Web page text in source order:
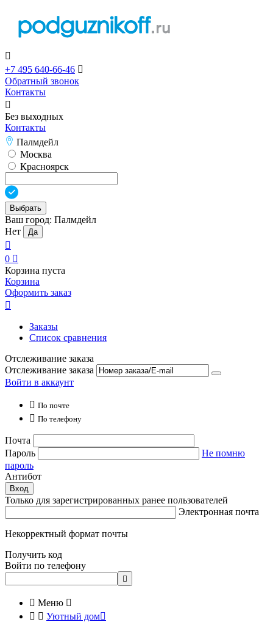

+7 495 640-66-46 
Обратный звонок
Контакты

Без выходных
Контакты
Палмдейл
Москва
Красноярск
Выбрать
Ваш город: Палмдейл
Нет
Да

0 
Корзина пуста
Корзина
Оформить заказ

Заказы
Список сравнения
Отслеживание заказа
Отслеживание заказа
Войти в аккаунт
 По почте
 По телефону
Почта
Пароль
Не помню
пароль
Антибот
Вход
Только для зарегистрированных ранее пользователей
Электронная почта
Некорректный формат почты
Получить код
Войти по телефону

 Меню 
  Уютный дом